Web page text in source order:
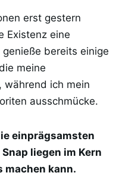
erst gestern
Existenz eine
bereits einige
meine
während ich mein
ausschmücke.
einprägsamsten
liegen im Kern
machen kann.